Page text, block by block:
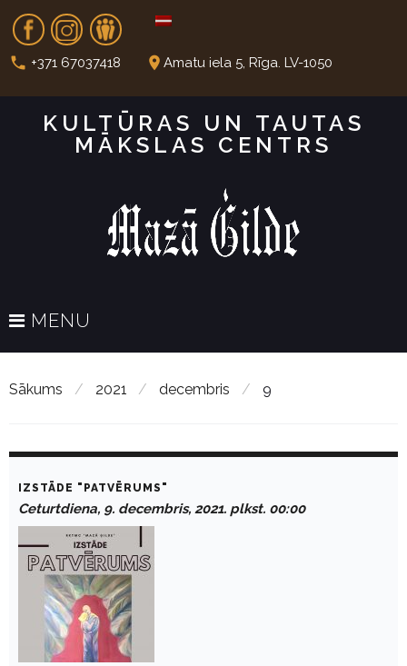
t
Fb In Dr
call +371 67037418 place Amatu iela 5, Rīga. LV-1050
KULTŪRAS UN TAUTAS
MĀKSLAS CENTRS
MENU
Sākums / 2021 / decembris / 9
e
IZSTĀDE "PATVĒRUMS"
Ceturtdiena, 9. decembris, 2021. plkst. 00:00